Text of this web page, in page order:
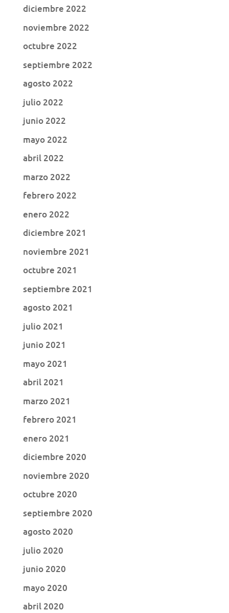
diciembre 2022
noviembre 2022
octubre 2022
septiembre 2022
agosto 2022
julio 2022
junio 2022
mayo 2022
abril 2022
marzo 2022
febrero 2022
enero 2022
diciembre 2021
noviembre 2021
octubre 2021
septiembre 2021
agosto 2021
julio 2021
junio 2021
mayo 2021
abril 2021
marzo 2021
febrero 2021
enero 2021
diciembre 2020
noviembre 2020
octubre 2020
septiembre 2020
agosto 2020
julio 2020
junio 2020
mayo 2020
abril 2020